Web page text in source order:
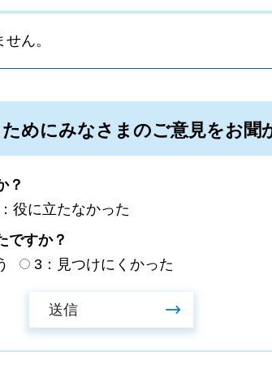
ん。
めにみなさまのご意見をお聞
？
役に立たなかった
ですか？
3：見つけにくかった